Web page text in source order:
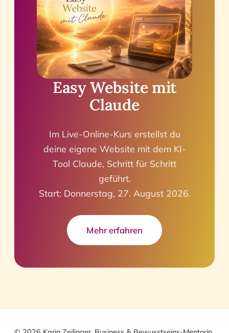
Easy Website mit
Claude
Im Live-Online-Kurs erstellst du
deine eigene Website mit dem KI-
Tool Claude, Schritt für Schritt
geführt.
Start: Donnerstag, 27. August 2026.
Mehr erfahren